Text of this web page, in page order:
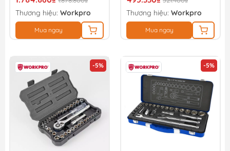
Thương hiệu: Workpro
Mua ngay
Thương hiệu: Workpro
Mua ngay
-5% -5%